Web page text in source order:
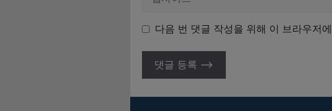
다음 번 댓글 작성을 위해 이 브라우저